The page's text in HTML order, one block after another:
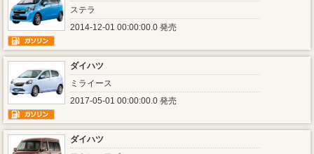
ステラ
2014-12-01 00:00:00.0 発売
ダイハツ
ミライース
2017-05-01 00:00:00.0 発売
ダイハツ